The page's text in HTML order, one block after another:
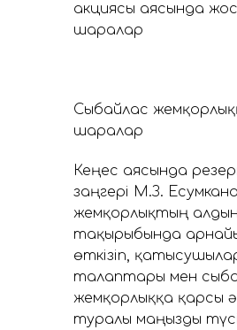
акциясы аясында
шаралар
Сыбайлас
шаралар
Кеңес аясында
заңгері М.З.
жемқорлықтың алдын
тақырыбында
өткізіп,
талаптары мен
жемқорлыққа қарсы
туралы маңызды